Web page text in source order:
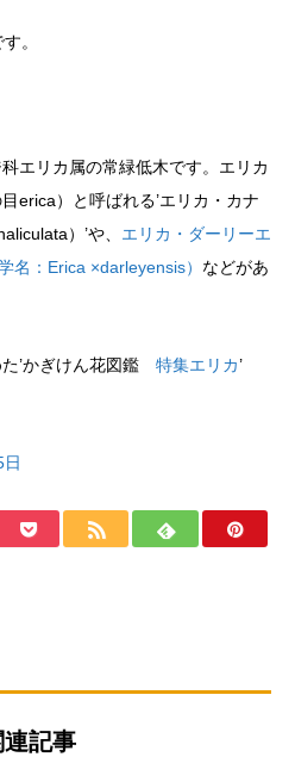
。
エリカ属の常緑低木です。エリカ
erica）と呼ばれる’エリカ・カナ
）’や、 エリカ・ダーリーエ
名：Erica ×darleyensis） などがあ
’かぎけん花図鑑 特集エリカ’
連記事